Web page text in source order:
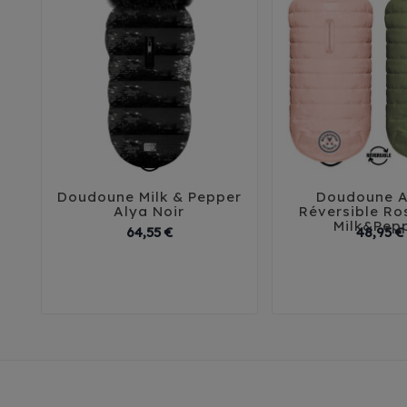
  
Doudoune Milk & Pepper
Alya Noir
64,55 €Prix
 
Doudoune
Réversible
48,95 €